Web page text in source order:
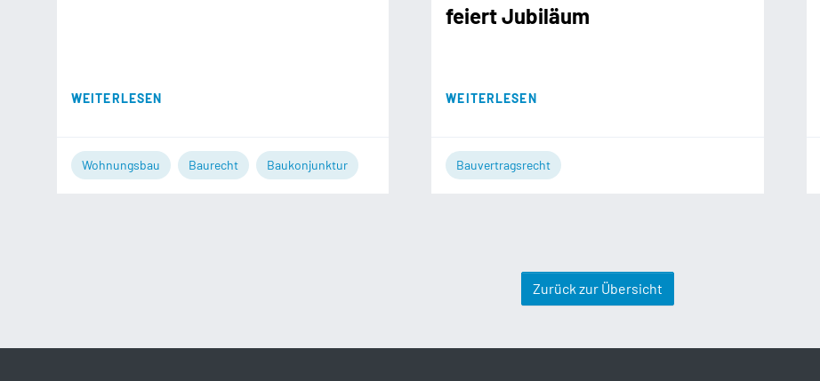
WEITERLESEN
Wohnungsbau Baurecht Baukonjunktur
feiert Jubiläum
WEITERLESEN
Bauvertragsrecht
Zurück zur Übersicht